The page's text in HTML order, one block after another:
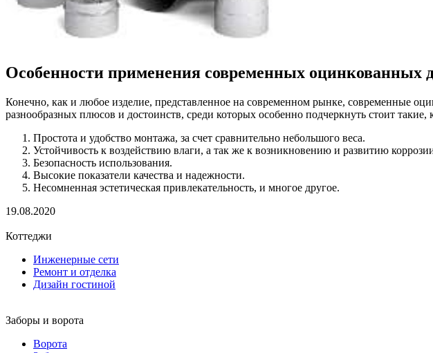
Особенности применения современных оцинкованных
Конечно, как и любое изделие, представленное на современном рынке, современные
разнообразных плюсов и достоинств, среди которых особенно подчеркнуть стоит такие,
Простота и удобство монтажа, за счет сравнительно небольшого веса.
Устойчивость к воздействию влаги, а так же к возникновению и развитию
Безопасность использования.
Высокие показатели качества и надежности.
Несомненная эстетическая привлекательность, и многое другое.
19.08.2020
Коттеджи
Инженерные сети
Ремонт и отделка
Дизайн гостиной
Заборы и ворота
Ворота